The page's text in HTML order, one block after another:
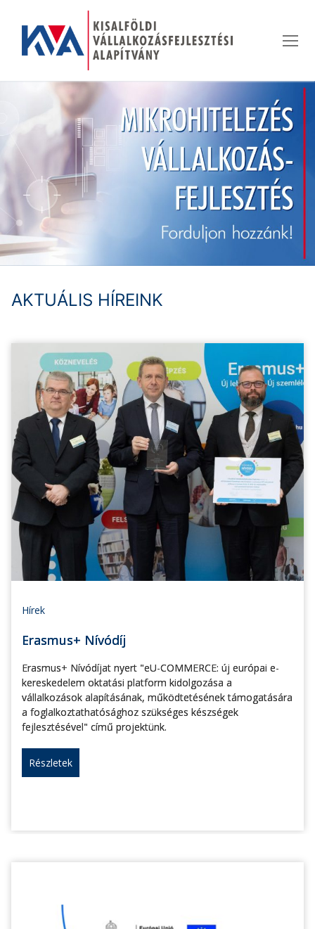
tartalomra
AKTUÁLIS HÍREINK
Hírek
Erasmus+ Nívódíj
Erasmus+ Nívódíjat nyert "eU-COMMERCE: új európai e-
kereskedelem oktatási platform kidolgozása a
vállalkozások alapításának, működtetésének támogatására
a foglalkoztathatósághoz szükséges készségek
fejlesztésével" című projektünk.
Részletek